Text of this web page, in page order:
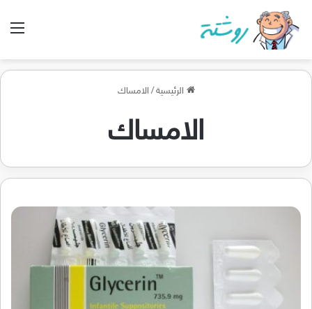
الرئيسية / الامساك
الامساك